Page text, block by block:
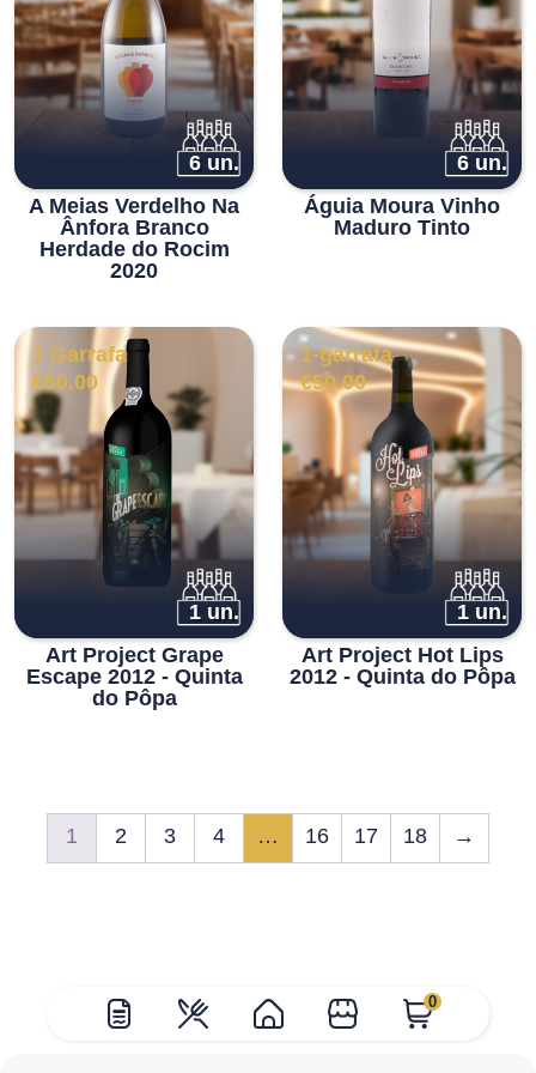
0
6 un.
A Meias Verdelho Na
Ânfora Branco
Herdade do Rocim
2020
€34.00.
€28.90.
6 un.
Águia Moura Vinho
Maduro Tinto
1 Garrafa
€50.00
1 un.
Art Project Grape
Escape 2012 - Quinta
do Pôpa
1-garrafa
€50.00
1 un.
Art Project Hot Lips
2012 - Quinta do Pôpa
1 2 3 4 … 16 17 18 →